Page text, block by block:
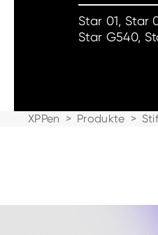
Star 01, Star
Star G540,
XPPen > Produkte >